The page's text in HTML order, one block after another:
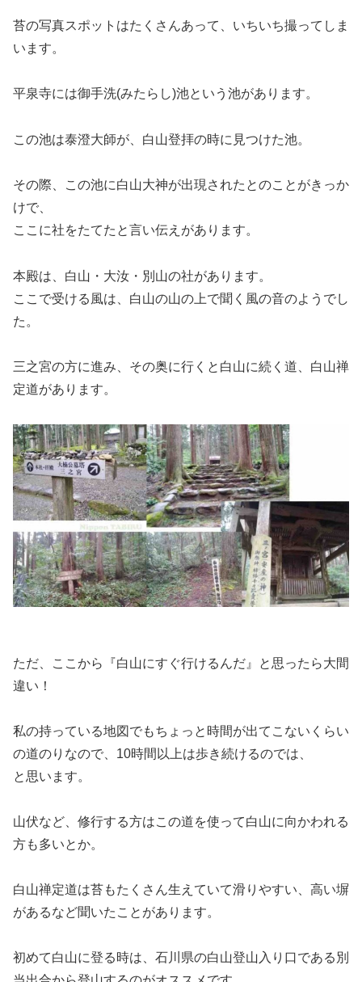
苔の写真スポットはたくさんあって、いちいち撮ってしま
います。
平泉寺には御手洗(みたらし)池という池があります。
この池は泰澄大師が、白山登拝の時に見つけた池。
その際、この池に白山大神が出現されたとのことがきっか
けで、
ここに社をたてたと言い伝えがあります。
本殿は、白山・大汝・別山の社があります。
ここで受ける風は、白山の山の上で聞く風の音のようでし
た。
三之宮の方に進み、その奥に行くと白山に続く道、白山禅
定道があります。
ただ、ここから『白山にすぐ行けるんだ』と思ったら大間
違い！
私の持っている地図でもちょっと時間が出てこないくらい
の道のりなので、10時間以上は歩き続けるのでは、
と思います。
山伏など、修行する方はこの道を使って白山に向かわれる
方も多いとか。
白山禅定道は苔もたくさん生えていて滑りやすい、高い塀
があるなど聞いたことがあります。
初めて白山に登る時は、石川県の白山登山入り口である別